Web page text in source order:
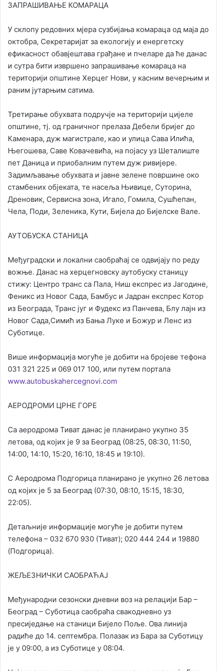
ЗАПРАШИВАЊЕ КОМАРАЦА
У склопу редовних мјера сузбијања комараца од маја до
октобра, Секретаријат за екологију и енергетску
ефикасност обавјештава грађане и пчеларе да ће данас
и сутра бити извршено запрашивање комараца на
територији општине Херцег Нови, у касним вечерњим и
раним јутарњим сатима.
Третирање обухвата подручје на територији цијеле
општине, тј. од граничног прелаза Дебели бријег до
Каменара, дуж магистрале, као и улица Сава Илића,
Његошева, Саве Ковачевића, на појасу уз Шеталиште
пет Даница и приобалним путем дуж ривијере.
Задимљавање обухвата и јавне зелене површине око
стамбених објеката, те насеља Њивице, Суторина,
Дреновик, Сервисна зона, Игало, Гомила, Сушћепан,
Чела, Поди, Зеленика, Кути, Бијела до Бијелске Вале.
АУТОБУСКА СТАНИЦА
Међуградски и локални саобраћај се одвијају по реду
вожње. Данас на херцегновску аутобуску станицу
стижу: Центро транс са Пала, Ниш експрес из Јагодине,
Феникс из Новог Сада, Бамбус и Јадран експрес Котор
из Београда, Транс југ и Фудекс из Панчева, Блу лајн из
Новог Сада,Симић из Бања Луке и Божур и Ленс из
Суботице.
Више информација могуће је добити на бројеве тефона
031 321 225 и 069 017 100, или путем портала
www.autobuskahercegnovi.com
АЕРОДРОМИ ЦРНЕ ГОРЕ
Са аеродрома Тиват данас је планирано укупно 35
летова, од којих је 9 за Београд (08:25, 08:30, 11:50,
14:00, 14:10, 15:20, 16:10, 18:45 и 19:10).
С Аеродрома Подгорица планирано је укупно 26 летова
од којих је 5 за Београд (07:30, 08:10, 15:15, 18:30,
22:05).
Детаљније информације могуће је добити путем
телефона – 032 670 930 (Тиват); 020 444 244 и 19880
(Подгорица).
ЖЕЉЕЗНИЧКИ САОБРАЋАЈ
Међународни сезонски дневни воз на релацији Бар –
Београд – Суботица саобраћа свакодневно уз
пресиједање на станици Бијело Поље. Ова линија
радиће до 14. септембра. Полазак из Бара за Суботицу
је у 09:00, а из Суботице у 08:04.